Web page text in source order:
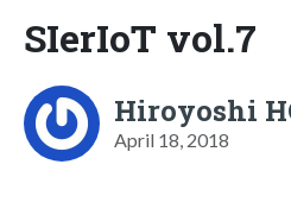
SIerIoT vol.7
Hiroyoshi
April 18, 2018